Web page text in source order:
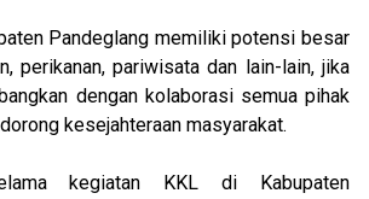
Pandeglang memiliki potensi besar
perikanan, pariwisata dan lain-lain, jika
dengan kolaborasi semua pihak
kesejahteraan masyarakat.
kegiatan KKL di Kabupaten